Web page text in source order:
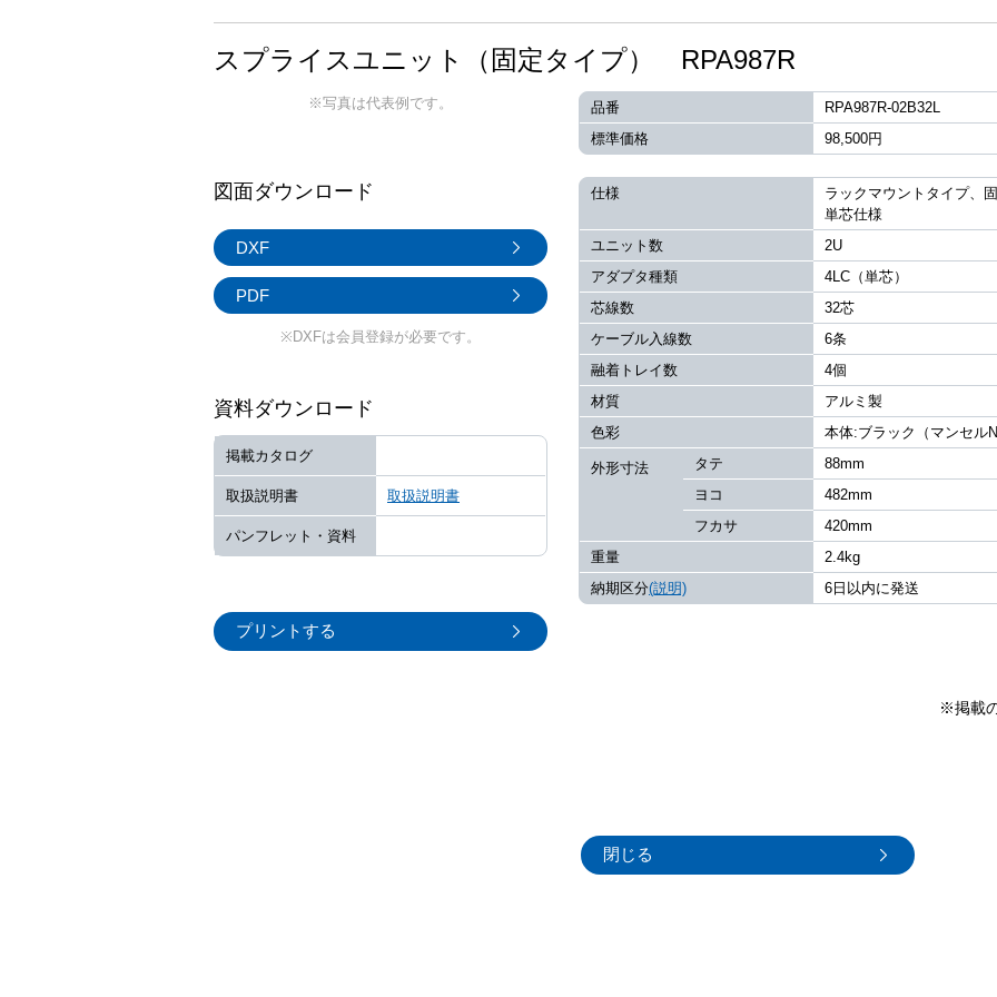
スプライスユニット（固定タイプ） RPA987R
※写真は代表例です。 品番
RPA987R-02B32L
標準価格
98,500円
図面ダウンロード
DXF
PDF
※DXFは会員登録が必要です。
資料ダウンロード
掲載カタログ
取扱説明書 取扱説明書
パンフレット・資料
プリントする
仕様
ラックマウントタイプ、
単芯仕様
ユニット数
2U
アダプタ種類
4LC（単芯）
芯線数
32芯
ケーブル入線数
6条
融着トレイ数
4個
材質
アルミ製
色彩
本体:ブラック（マンセル
外形寸法 タテ
88mm
ヨコ
482mm
フカサ
420mm
重量
2.4kg
納期区分(説明) 6日以内に発送
※掲載
閉じる